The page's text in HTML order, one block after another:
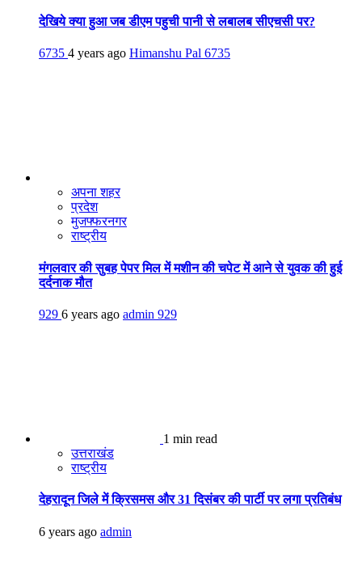
देखिये क्या हुआ जब डीएम पहुची पानी से लबालब सीएचसी पर?
6735 4 years ago Himanshu Pal 6735
अपना शहर
प्रदेश
मुजफ्फरनगर
राष्ट्रीय
मंगलवार की सुबह पेपर मिल में मशीन की चपेट में आने से युवक की हुई
दर्दनाक मौत
929 6 years ago admin 929
1 min read
उत्तराखंड
राष्ट्रीय
देहरादून जिले में क्रिसमस और 31 दिसंबर की पार्टी पर लगा प्रतिबंध
6 years ago admin